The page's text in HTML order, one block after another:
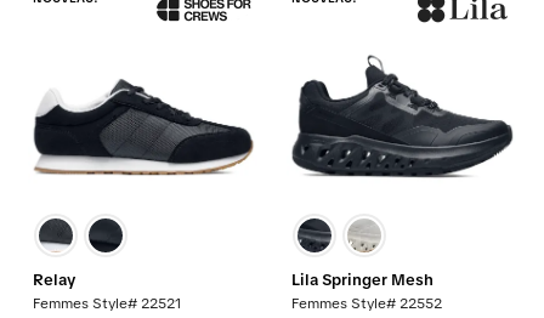
Relay
Femmes Style# 22521
Lila Springer Mesh
Femmes Style# 22552